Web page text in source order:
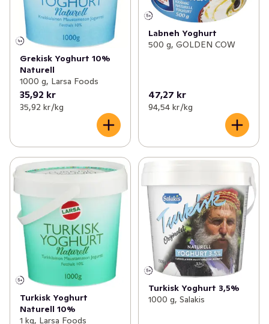
Grekisk Yoghurt 10%
Naturell
1000 g, Larsa Foods
35,92 kr
35,92 kr /kg
Labneh Yoghurt
500 g, GOLDEN COW
47,27 kr
94,54 kr /kg
Turkisk Yoghurt
Naturell 10%
1 kg, Larsa Foods
Turkisk Yoghurt 3,5%
1000 g, Salakis